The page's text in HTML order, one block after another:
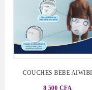
COUCHES BEBE AIWIBI
8 500 CFA